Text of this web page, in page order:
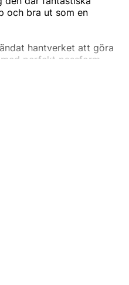
och bra ut som en
hantverket att göra
perfekt passform.
några av världens
Vi har kostymer
vill vara den bäst klädda
något annat tillfälle.
kostymer.